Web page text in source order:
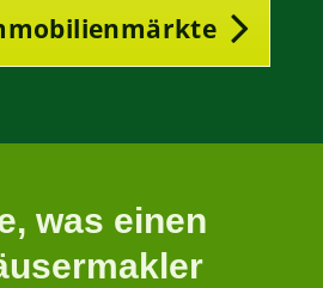
was einen